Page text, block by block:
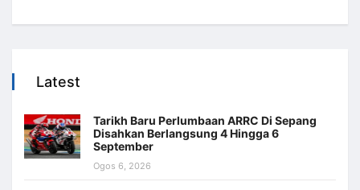
Latest
Tarikh Baru Perlumbaan ARRC Di Sepang
Disahkan Berlangsung 4 Hingga 6
September
Ogos 6, 2026